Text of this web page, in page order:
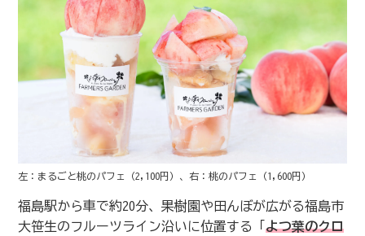
左：まるごと桃のパフェ（2,100円）、右：桃のパフェ（1,600円）
福島駅から車で約20分、果樹園や田んぼが広がる福島市
大笹生のフルーツライン沿いに位置する「 よつ葉のクロ